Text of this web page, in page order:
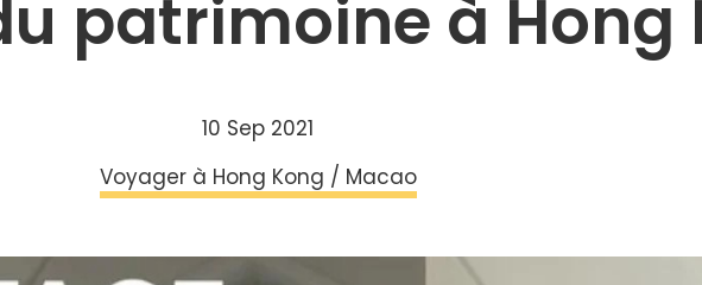
patrimoine à Hong
10 Sep 2021
Voyager à Hong Kong / Macao